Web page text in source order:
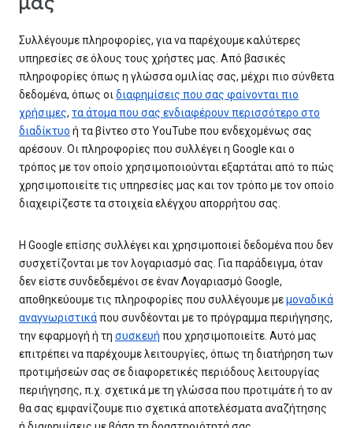
Συλλέγουμε πληροφορίες, για να παρέχουμε καλύτερες
υπηρεσίες σε όλους τους χρήστες μας. Από βασικές
πληροφορίες όπως η γλώσσα ομιλίας σας, μέχρι πιο σύνθετα
δεδομένα, όπως οι διαφημίσεις που σας φαίνονται πιο
χρήσιμες, τα άτομα που σας ενδιαφέρουν περισσότερο στο
διαδίκτυο ή τα βίντεο στο YouTube που ενδεχομένως σας
αρέσουν. Οι πληροφορίες που συλλέγει η Google και ο
τρόπος με τον οποίο χρησιμοποιούνται εξαρτάται από το πώς
χρησιμοποιείτε τις υπηρεσίες μας και τον τρόπο με τον οποίο
διαχειρίζεστε τα στοιχεία ελέγχου απορρήτου σας.
Η Google επίσης συλλέγει και χρησιμοποιεί δεδομένα που δεν
συσχετίζονται με τον λογαριασμό σας. Για παράδειγμα, όταν
δεν είστε συνδεδεμένοι σε έναν Λογαριασμό Google,
αποθηκεύουμε τις πληροφορίες που συλλέγουμε μεμοναδικά
αναγνωριστικάπου συνδέονται με το πρόγραμμα περιήγησης,
την εφαρμογή ή τη συσκευή που χρησιμοποιείτε. Αυτό μας
επιτρέπει να παρέχουμε λειτουργίες, όπως τη διατήρηση των
προτιμήσεών σας σε διαφορετικές περιόδους λειτουργίας
περιήγησης, π.χ. σχετικά με τη γλώσσα που προτιμάτε ή το αν
θα σας εμφανίζουμε πιο σχετικά αποτελέσματα αναζήτησης